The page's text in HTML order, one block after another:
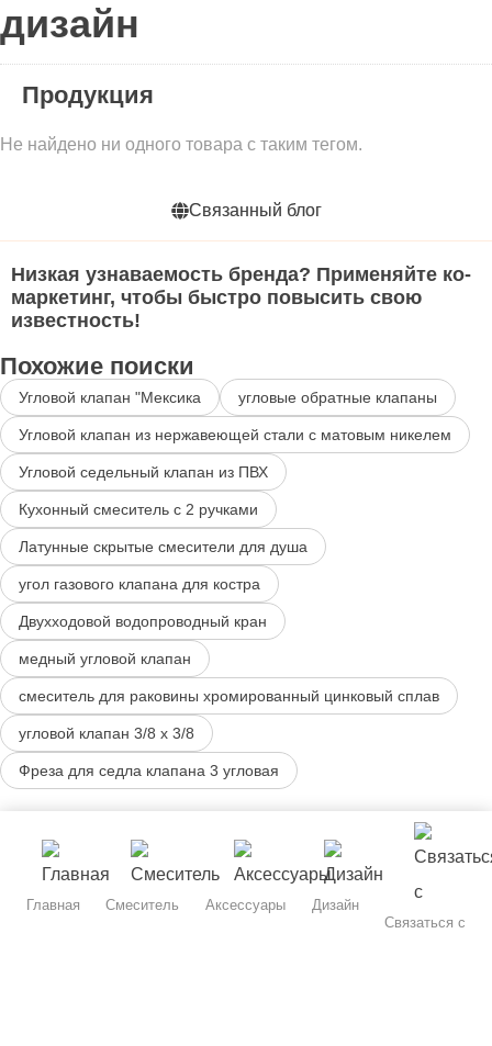
дизайн
Продукция
Не найдено ни одного товара с таким тегом.
Связанный блог
Низкая узнаваемость бренда? Применяйте ко-
маркетинг, чтобы быстро повысить свою
известность!
Похожие поиски
Угловой клапан "Мексика угловые обратные клапаны
Угловой клапан из нержавеющей стали с матовым никелем
Угловой седельный клапан из ПВХ
Кухонный смеситель с 2 ручками
Латунные скрытые смесители для душа
угол газового клапана для костра
Двухходовой водопроводный кран
медный угловой клапан
смеситель для раковины хромированный цинковый сплав
угловой клапан 3/8 x 3/8
Фреза для седла клапана 3 угловая
Главная Смеситель Аксессуары
Дизайн
Связаться с